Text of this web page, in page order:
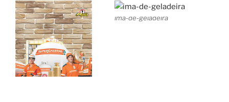
ima-de-geladeira